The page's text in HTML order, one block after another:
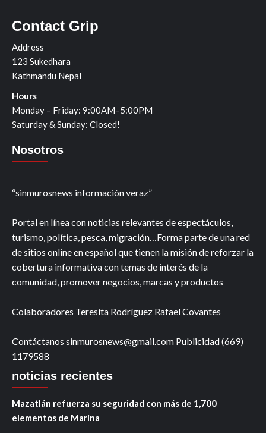
Contact Grip
Address
123 Sukedhara
Kathmandu Nepal
Hours
Monday – Friday: 9:00AM–5:00PM
Saturday & Sunday: Closed!
Nosotros
“sinmurosnews información veraz”
Portal en línea con noticias relevantes de espectáculos,
turismo, política, pesca, migración…Forma parte de una red
de sitios online en español que tienen la misión de reforzar la
cobertura informativa con temas de interés de la
comunidad, promover negocios, marcas y productos
Colaboradores Teresita Rodríguez Rafael Covantes
Contáctanos sinmurosnews@gmail.com Publicidad (669)
1179588
noticias recientes
Mazatlán refuerza su seguridad con más de 1,700
elementos de Marina